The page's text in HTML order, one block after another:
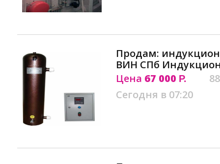
Продам:
ВИН СПб
Цена 67 000 Р.
Сегодня в 07:20